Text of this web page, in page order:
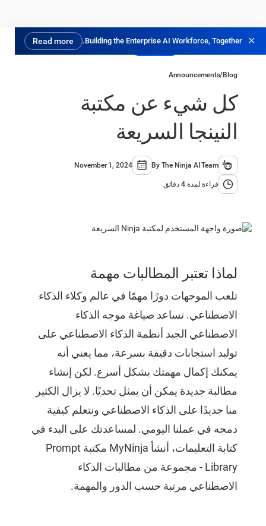
Building the Enterprise AI Workforce, Together.
Read more ✕ جرب مجانًا
Blog
/
Announcements
كل شيء عن مكتبة
النينجا السريعة
By The Ninja AI Team
November 1, 2024
قراءة لمدة 4 دقائق
لماذا تعتبر المطالبات مهمة
تلعب الموجهات دورًا مهمًا في عالم وكلاء الذكاء
الاصطناعي. تساعد صياغة موجه الذكاء
الاصطناعي الجيد أنظمة الذكاء الاصطناعي على
توليد استجابات دقيقة بسرعة، مما يعني أنه
يمكنك إكمال مهمتك بشكل أسرع. لكن إنشاء
مطالبة جديدة يمكن أن يمثل تحديًا. لا يزال الكثير
منا جديدًا على الذكاء الاصطناعي ونتعلم كيفية
دمجه في عملنا اليومي. لمساعدتك على البدء في
كتابة التعليمات، أنشأ MyNinja مكتبة Prompt
Library - مجموعة من مطالبات الذكاء
الاصطناعي مرتبة حسب الدور والمهمة.